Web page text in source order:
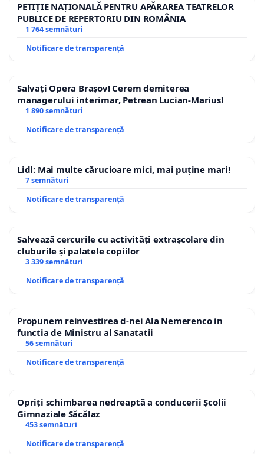
PETIȚIE NAȚIONALĂ PENTRU APĂRAREA TEATRELOR
PUBLICE DE REPERTORIU DIN ROMÂNIA
1 764 semnături
Notificare de transparență
Salvați Opera Brașov! Cerem demiterea
managerului interimar, Petrean Lucian-Marius!
1 890 semnături
Notificare de transparență
Lidl: Mai multe cărucioare mici, mai puține mari!
7 semnături
Notificare de transparență
Salvează cercurile cu activități extrașcolare din
cluburile și palatele copiilor
3 339 semnături
Notificare de transparență
Propunem reinvestirea d-nei Ala Nemerenco in
functia de Ministru al Sanatatii
56 semnături
Notificare de transparență
Opriți schimbarea nedreaptă a conducerii Școlii
Gimnaziale Săcălaz
453 semnături
Notificare de transparență